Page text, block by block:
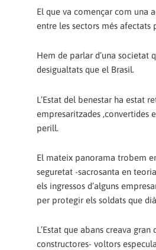
El que va començar com una
entre les sectors més
Hem de parlar d’una societat
desigualtats que el Brasil.
L’Estat del benestar ha estat
empresaritzades ,convertides
perill.
El mateix panorama trobem
seguretat -sacrosanta en
els ingressos d’alguns
per protegir els soldats que
L’Estat que abans creava
constructores- voltors